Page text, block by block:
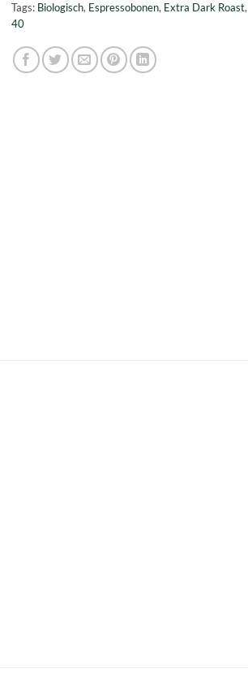
Tags: Biologisch, Espressobonen, Extra Dark Roast,
40